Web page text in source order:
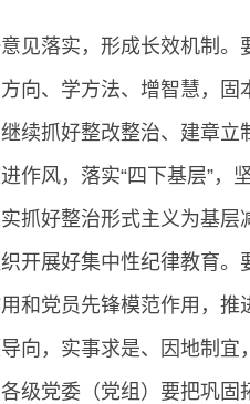
见落实，形成长效机制
向、学方法、增智慧，固
续抓好整改整治、建章
风，落实“四下基层”，
抓好整治形式主义为基层
开展好集中性纪律教育。
和党员先锋模范作用，
向，实事求是、因地制宜
级党委（党组）要把巩固